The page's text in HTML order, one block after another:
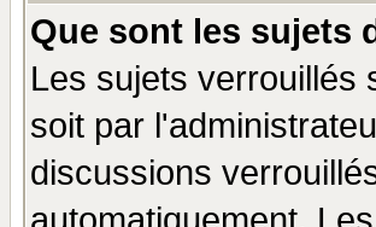
Que sont les sujets
Les sujets verrouillés
soit par
discussions